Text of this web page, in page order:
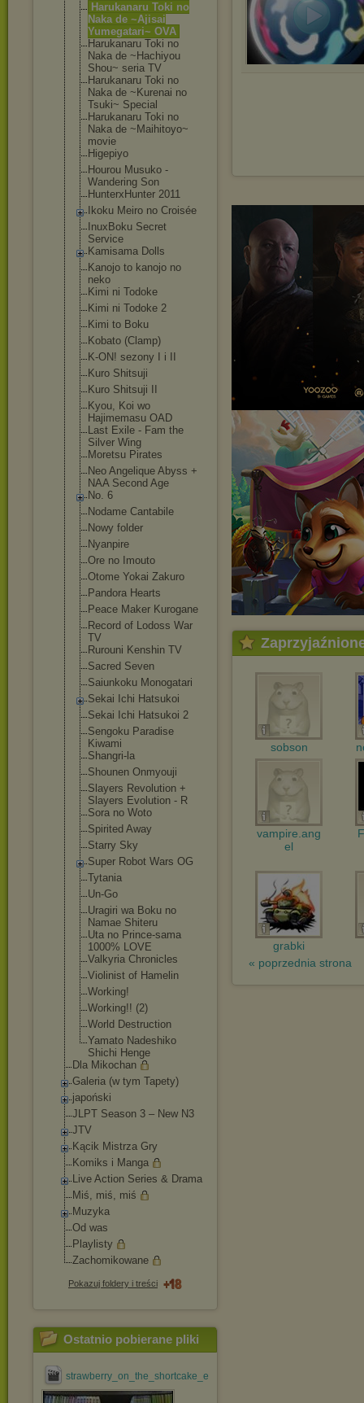
Harukanaru Toki no
Naka de ~Ajisai
Yumegatari~ OVA
Harukanaru Toki no
Naka de ~Hachiyou
Shou~ seria TV
Harukanaru Toki no
Naka de ~Kurenai no
Tsuki~ Special
Harukanaru Toki no
Naka de ~Maihitoyo~
movie
Higepiyo
Hourou Musuko -
Wandering Son
HunterxHunter 2011
Ikoku Meiro no Croisée
InuxBoku Secret
Service
Kamisama Dolls
Kanojo to kanojo no
neko
Kimi ni Todoke
Kimi ni Todoke 2
Kimi to Boku
Kobato (Clamp)
K-ON! sezony I i II
Kuro Shitsuji
Kuro Shitsuji II
Kyou, Koi wo
Hajimemasu OAD
Last Exile - Fam the
Silver Wing
Moretsu Pirates
Neo Angelique Abyss +
NAA Second Age
No. 6
Nodame Cantabile
Nowy folder
Nyanpire
Ore no Imouto
Otome Yokai Zakuro
Pandora Hearts
Peace Maker Kurogane
Record of Lodoss War
TV
Rurouni Kenshin TV
Sacred Seven
Saiunkoku Monogatari
Sekai Ichi Hatsukoi
Sekai Ichi Hatsukoi 2
Sengoku Paradise
Kiwami
Shangri-la
Shounen Onmyouji
Slayers Revolution +
Slayers Evolution - R
Sora no Woto
Spirited Away
Starry Sky
Super Robot Wars OG
Tytania
Un-Go
Uragiri wa Boku no
Namae Shiteru
Uta no Prince-sama
1000% LOVE
Valkyria Chronicles
Violinist of Hamelin
Working!
Working!! (2)
World Destruction
Yamato Nadeshiko
Shichi Henge
Dla Mikochan
Galeria (w tym Tapety)
japoński
JLPT Season 3 – New N3
JTV
Kącik Mistrza Gry
Komiks i Manga
Live Action Series & Drama
Miś, miś, miś
Muzyka
Od was
Playlisty
Zachomikowane
Pokazuj foldery i treści
Ostatnio pobierane pliki
strawberry_on_the_shortcake_ep_#01_[jdrama@efnet].avi
sobson
vampire.ang
el
grabki
« poprzednia strona